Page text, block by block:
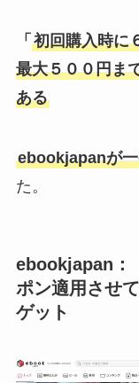
「 初回購入時に
最大５００円ま
ある
ebookjapanが
た。
ebookjapan：
ポン適用させ
ゲット